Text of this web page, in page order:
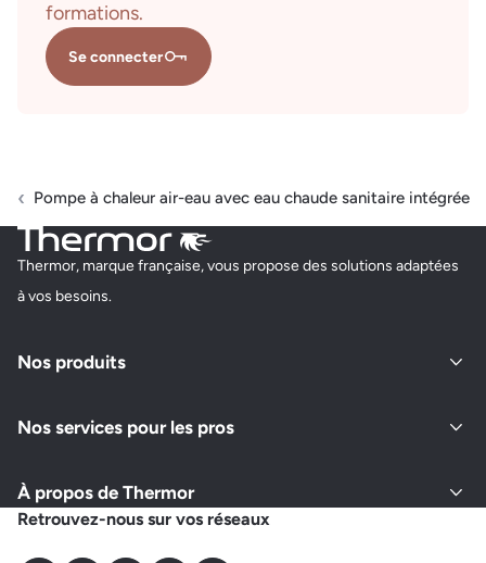
formations.
Se connecter
Pompe à chaleur air-eau avec eau chaude sanitaire intégrée
Thermor, marque française, vous propose des solutions adaptées
à vos besoins.
Nos produits
Nos services pour les pros
À propos de Thermor
Retrouvez-nous sur vos réseaux